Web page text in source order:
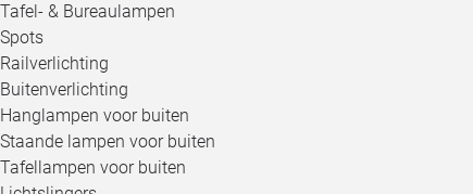
Tafel- & Bureaulampen
Spots
Railverlichting
Buitenverlichting
Hanglampen voor buiten
Staande lampen voor buiten
Tafellampen voor buiten